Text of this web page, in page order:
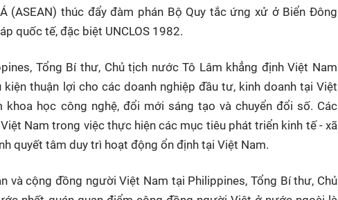
(ASEAN) thúc đẩy đàm phán Bộ Quy tắc ứng xử ở Biển Đông
quốc tế, đặc biệt UNCLOS 1982.
Tổng Bí thư, Chủ tịch nước Tô Lâm khẳng định Việt Nam
thuận lợi cho các doanh nghiệp đầu tư, kinh doanh tại Việt
học công nghệ, đổi mới sáng tạo và chuyển đổi số. Các
Nam trong việc thực hiện các mục tiêu phát triển kinh tế - xã
quyết tâm duy trì hoạt động ổn định tại Việt Nam.
và cộng đồng người Việt Nam tại Philippines, Tổng Bí thư, Chủ